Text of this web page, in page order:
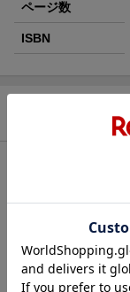
ページ数
ISBN
内容紹介（
グローバリゼーシ
に後塵を拝し、す
び元気を取り戻し
それは、高齢化社
ど、いま日本が抱